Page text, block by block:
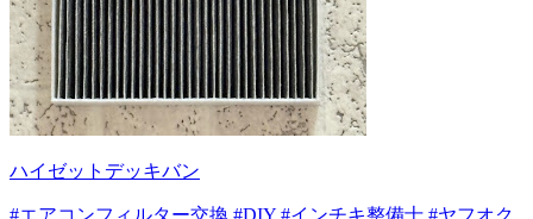
ハイゼットデッキバン
#エアコンフィルター交換 #DIY #インチキ整備士 #ヤフオク